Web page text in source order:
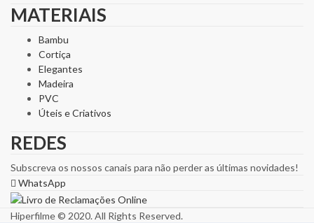
MATERIAIS
Bambu
Cortiça
Elegantes
Madeira
PVC
Úteis e Criativos
REDES
Subscreva os nossos canais para não perder as últimas novidades!
WhatsApp
Hiperfilme © 2020. All Rights Reserved.